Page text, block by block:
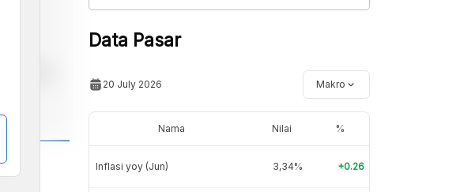
Data Pasar
20 July 2026 Makro
Nama Nilai %
Inflasi yoy (Jun) 3,34% +0.26